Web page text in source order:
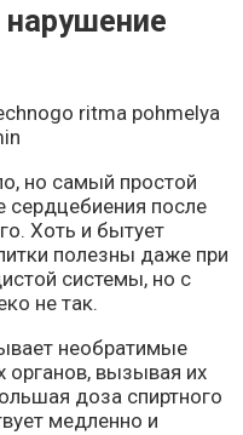
но самый простой
сердцебиения после
Хоть и бытует
полезны даже при
системы, но с
не так.
необратимые
органов, вызывая их
доза спиртного
медленно и